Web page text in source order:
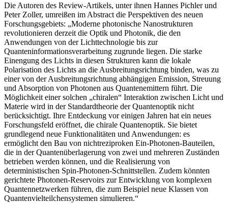
Die Autoren des Review-Artikels, unter ihnen Hannes Pichler und
Peter Zoller, umreißen im Abstract die Perspektiven des neuen
Forschungsgebiets: „Moderne photonische Nanostrukturen
revolutionieren derzeit die Optik und Photonik, die den
Anwendungen von der Lichttechnologie bis zur
Quanteninformationsverarbeitung zugrunde liegen. Die starke
Einengung des Lichts in diesen Strukturen kann die lokale
Polarisation des Lichts an die Ausbreitungsrichtung binden, was zu
einer von der Ausbreitungsrichtung abhängigen Emission, Streuung
und Absorption von Photonen aus Quantenemittern führt. Die
Möglichkeit einer solchen „chiralen“ Interaktion zwischen Licht und
Materie wird in der Standardtheorie der Quantenoptik nicht
berücksichtigt. Ihre Entdeckung vor einigen Jahren hat ein neues
Forschungsfeld eröffnet, die chirale Quantenoptik. Sie bietet
grundlegend neue Funktionalitäten und Anwendungen: es
ermöglicht den Bau von nichtreziproken Ein-Photonen-Bauteilen,
die in der Quantenüberlagerung von zwei und mehreren Zuständen
betrieben werden können, und die Realisierung von
deterministischen Spin-Photonen-Schnittstellen. Zudem könnten
gerichtete Photonen-Reservoirs zur Entwicklung von komplexen
Quantennetzwerken führen, die zum Beispiel neue Klassen von
Quantenvielteilchensystemen simulieren.“